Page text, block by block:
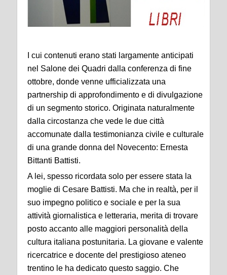
I cui contenuti erano stati largamente anticipati
nel Salone dei Quadri dalla conferenza di fine
ottobre, donde venne ufficializzata una
partnership di approfondimento e di divulgazione
di un segmento storico. Originata naturalmente
dalla circostanza che vede le due città
accomunate dalla testimonianza civile e culturale
di una grande donna del Novecento: Ernesta
Bittanti Battisti.
A lei, spesso ricordata solo per essere stata la
moglie di Cesare Battisti. Ma che in realtà, per il
suo impegno politico e sociale e per la sua
attività giornalistica e letteraria, merita di trovare
posto accanto alle maggiori personalità della
cultura italiana postunitaria. La giovane e valente
ricercatrice e docente del prestigioso ateneo
trentino le ha dedicato questo saggio. Che